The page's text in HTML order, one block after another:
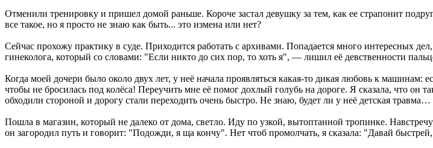
Отменили тренировку и пришел домой раньше. Короче застал девушку за тем, как ее страпонит
все такое, но я просто не знаю как быть... это измена или нет?
Сейчас прохожу практику в суде. Приходится работать с архивами. Попадается много интересных
гинеколога, который со словами: "Если никто до сих пор, то хоть я", — лишил её девственности
Когда моей дочери было около двух лет, у неё начала проявляться какая-то дикая любовь к
чтобы не бросилась под колёса! Переучить мне её помог дохлый голубь на дороге. Я сказала, что
обходили стороной и дорогу стали переходить очень быстро. Не знаю, будет ли у неё детская травма…
Пошла в магазин, который не далеко от дома, светло. Иду по узкой, вытоптанной тропинке.
он загородил путь и говорит: "Подожди, я ща кончу". Нет чтоб промолчать, я сказала: "Давай